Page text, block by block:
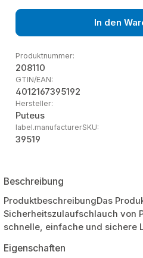
In den
Produktnummer:
208110
GTIN/EAN:
4012167395192
Hersteller:
Puteus
label.manufacturerSKU:
39519
Beschreibung
ProduktbeschreibungDas
Sicherheitszulaufschlauch von
schnelle, einfache und sichere
Eigenschaften